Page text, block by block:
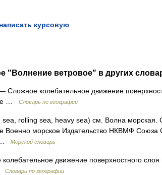
курсовую
"Волнение ветровое" в других
Сложное колебательное движение
…
Словарь по географии
rolling sea, heavy sea) см. Волна морская.
Военно морское Издательство НКВМФ Союза
…
Морской словарь
движение поверхностного
Словарь по географии